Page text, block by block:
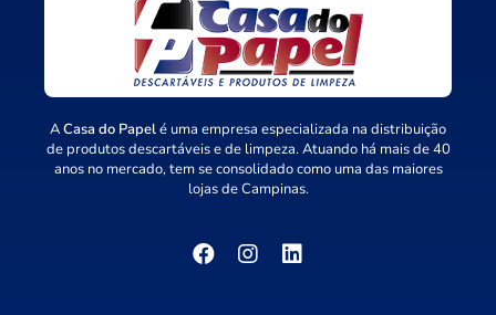
ACasa do Papelé uma empresa especializada na distribuição
de produtos descartáveis e de limpeza. Atuando há mais de 40
anos no mercado, tem se consolidado como uma das maiores
lojas de Campinas.